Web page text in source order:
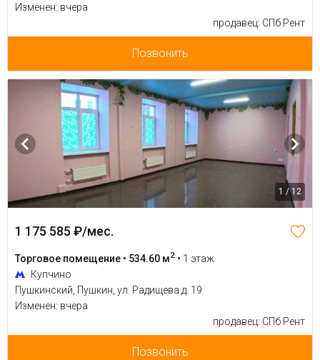
Изменен: вчера
продавец: СПб Рент
Позвонить
1 / 12
1 175 585 ₽/мес.
Торговое помещение • 534.60 м2 • 1 этаж
Купчино
Пушкинский, Пушкин, ул. Радищева д. 19
Изменен: вчера
продавец: СПб Рент
Позвонить